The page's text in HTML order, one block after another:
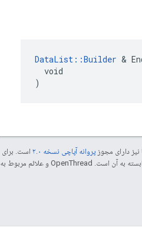
DataList::Builder &
  void
)
دارای مجوز پروانه آپاچی نسخه ۲.۰
است. برای
مراجعه کنید. جاوا علامت تجاری ثبت‌شده Oracle و/یا شرکت‌های وابسته به آن است. ‫OpenThread و علائم مربوط به